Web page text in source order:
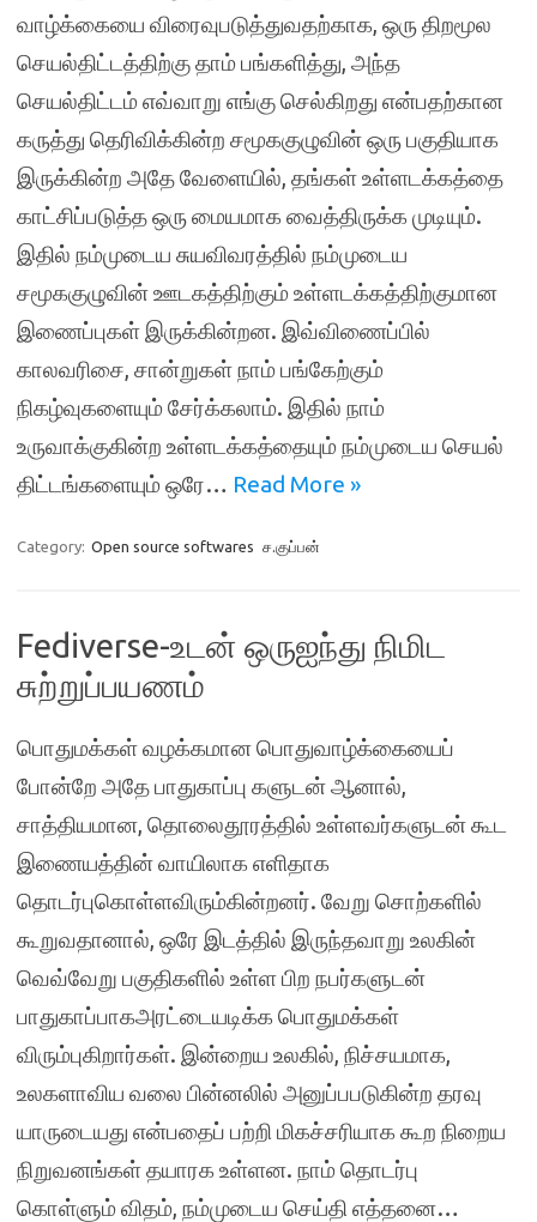
வாழ்க்கையை விரைவுபடுத்துவதற்காக, ஒரு திறமூல
செயல்திட்டத்திற்கு தாம் பங்களித்து, அந்த
செயல்திட்டம் எவ்வாறு எங்கு செல்கிறது என்பதற்கான
கருத்து தெரிவிக்கின்ற சமூககுழுவின் ஒரு பகுதியாக
இருக்கின்ற அதே வேளையில், தங்கள் உள்ளடக்கத்தை
காட்சிப்படுத்த ஒரு மையமாக வைத்திருக்க முடியும்.
இதில் நம்முடைய சுயவிவரத்தில் நம்முடைய
சமூககுழுவின் ஊடகத்திற்கும் உள்ளடக்கத்திற்குமான
இணைப்புகள் இருக்கின்றன. இவ்விணைப்பில்
காலவரிசை, சான்றுகள் நாம் பங்கேற்கும்
நிகழ்வுகளையும் சேர்க்கலாம். இதில் நாம்
உருவாக்குகின்ற உள்ளடக்கத்தையும் நம்முடைய செயல்
திட்டங்களையும் ஒரே… Read More »
Category: Open source softwares ச.குப்பன்
Fediverse-உடன் ஒருஐந்து நிமிட
சுற்றுப்பயணம்
பொதுமக்கள் வழக்கமான பொதுவாழ்க்கையைப்
போன்றே அதே பாதுகாப்பு களுடன் ஆனால்,
சாத்தியமான, தொலைதூரத்தில் உள்ளவர்களுடன் கூட
இணையத்தின் வாயிலாக எளிதாக
தொடர்புகொள்ளவிரும்கின்றனர். வேறு சொற்களில்
கூறுவதானால், ஒரே இடத்தில் இருந்தவாறு உலகின்
வெவ்வேறு பகுதிகளில் உள்ள பிற நபர்களுடன்
பாதுகாப்பாகஅரட்டையடிக்க பொதுமக்கள்
விரும்புகிறார்கள். இன்றைய உலகில், நிச்சயமாக,
உலகளாவிய வலை பின்னலில் அனுப்பபடுகின்ற தரவு
யாருடையது என்பதைப் பற்றி மிகச்சரியாக கூற நிறைய
நிறுவனங்கள் தயாரக உள்ளன. நாம் தொடர்பு
கொள்ளும் விதம், நம்முடைய செய்தி எத்தனை…